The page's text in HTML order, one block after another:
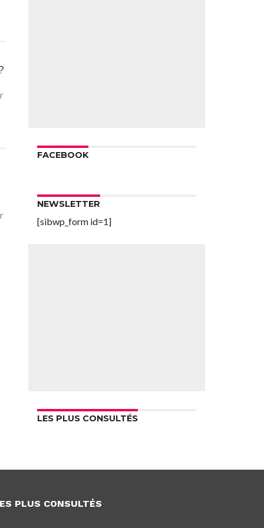
FACEBOOK
NEWSLETTER
[sibwp_form id=1]
LES PLUS CONSULTÉS
PLUS CONSULTÉS